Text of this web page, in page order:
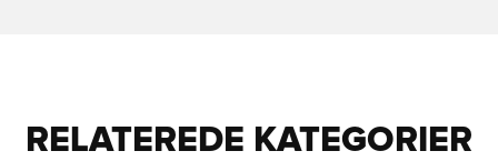
RELATEREDE KATEGORIER